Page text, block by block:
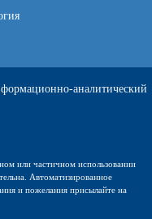
аналитический
или частичном использовании
Автоматизированное
и пожелания присылайте на